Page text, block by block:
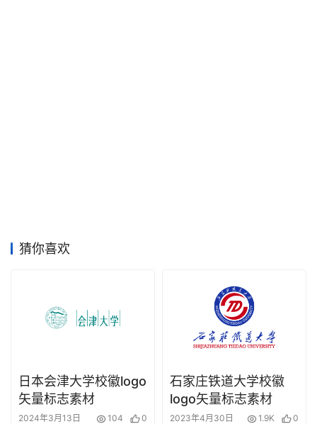
猜你喜欢
日本会津大学校徽logo
矢量标志素材
2024年3月13日 104 0
石家庄铁道大学校徽
logo矢量标志素材
2023年4月30日 1.9K 0